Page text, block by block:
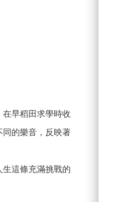
早稻田求學時收
的樂音，反映著
這條充滿挑戰的